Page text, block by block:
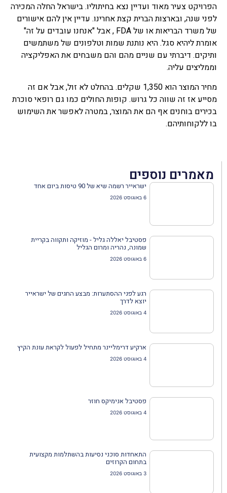
הפרויקט צעיר מאוד ועדיין נצא בחיתוליו. בישראל החלה המכירה
לפני שנה, ובארצות הברית קצת אחרינו. עדיין אין להם אישורים
של משרד הבריאות או של FDA , אבל "אנחנו עובדים על זה"
אומרת ליהיא סגל. היא נותנת שמות וטלפונים של משתמשים
ותיקים. דיברתי עם שניים מהם והם משבחים את האפליקציה
וממליצים עליה.
מחיר המוצר הוא 1,350 שקלים. בהחלט לא זול, אבל אם זה
מסייע אז זה שווה כל גרוש. קופות החולים כמו גם רופאי סוכרת
בכירים בוחנים אף הם את המוצר, במטרה לאפשר את השימוש
בו ללקוחותיהם.
מאמרים נוספים
ישראייר רשמה שיא של 90 טיסות ביום אחד
6 באוגוסט 2026
פסטיבל יאללה גליל - מוזיקה ותקווה בקריית
שמונה, נהריה ומרום הגליל
6 באוגוסט 2026
רגע לפני ההסתערות: מבצע החגים של ישראייר
יוצא לדרך
4 באוגוסט 2026
ארקיע דרימליינר מתחיל לפעול לקראת עונת הקיץ
4 באוגוסט 2026
פסטיבל אנימיקס חוזר
4 באוגוסט 2026
התאחדות סוכני נסיעות בהשתלמות מקצועית
בתחום הקרוזים
3 באוגוסט 2026